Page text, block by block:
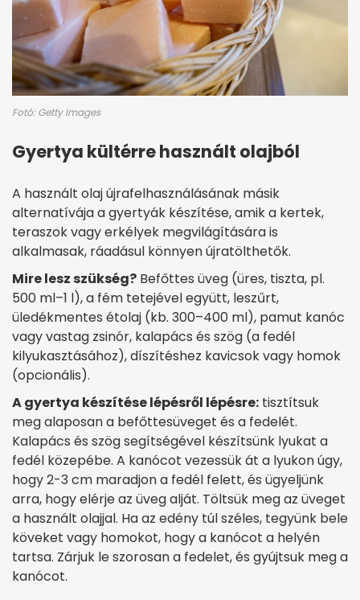
Fotó: Getty Images
Gyertya kültérre használt olajból
A használt olaj újrafelhasználásának másik
alternatívája a gyertyák készítése, amik a kertek,
teraszok vagy erkélyek megvilágítására is
alkalmasak, ráadásul könnyen újratölthetők.
Mire lesz szükség? Befőttes üveg (üres, tiszta, pl.
500 ml–1 l), a fém tetejével együtt, leszűrt,
üledékmentes étolaj (kb. 300–400 ml), pamut kanóc
vagy vastag zsinór, kalapács és szög (a fedél
kilyukasztásához), díszítéshez kavicsok vagy homok
(opcionális).
A gyertya készítése lépésről lépésre: tisztítsuk
meg alaposan a befőttesüveget és a fedelét.
Kalapács és szög segítségével készítsünk lyukat a
fedél közepébe. A kanócot vezessük át a lyukon úgy,
hogy 2-3 cm maradjon a fedél felett, és ügyeljünk
arra, hogy elérje az üveg alját. Töltsük meg az üveget
a használt olajjal. Ha az edény túl széles, tegyünk bele
köveket vagy homokot, hogy a kanócot a helyén
tartsa. Zárjuk le szorosan a fedelet, és gyújtsuk meg a
kanócot.